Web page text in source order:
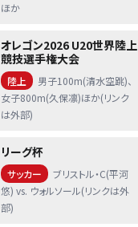
ほか
オレゴン2026 U20世界陸上
競技選手権大会
陸上
男子100m(清水空跳)、
女子800m(久保凛)ほか(リンク
は外部)
リーグ杯
サッカー
ブリストル・C(平河
悠) vs. ウォルソール(リンクは外
部)